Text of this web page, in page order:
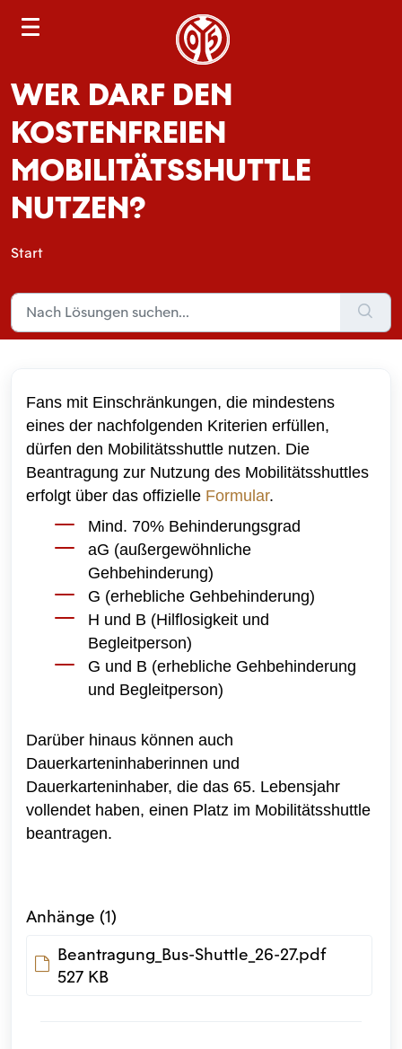
WER DARF DEN
KOSTENFREIEN
MOBILITÄTSSHUTTLE
NUTZEN?
Start
Fans mit Einschränkungen, die mindestens
eines der nachfolgenden Kriterien erfüllen,
dürfen den Mobilitätsshuttle nutzen. Die
Beantragung zur Nutzung des Mobilitätsshuttles
erfolgt über das offizielle Formular.
Mind. 70% Behinderungsgrad
aG (außergewöhnliche
Gehbehinderung)
G (erhebliche Gehbehinderung)
H und B (Hilflosigkeit und
Begleitperson)
G und B (erhebliche Gehbehinderung
und Begleitperson)
Darüber hinaus können auch
Dauerkarteninhaberinnen und
Dauerkarteninhaber, die das 65. Lebensjahr
vollendet haben, einen Platz im Mobilitätsshuttle
beantragen.
Anhänge (1)
Beantragung_Bus-Shuttle_26-27.pdf
527 KB